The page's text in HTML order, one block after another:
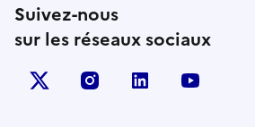
Suivez-nous
sur les réseaux sociaux
X (anciennement Twitter)
instagramlinkedin